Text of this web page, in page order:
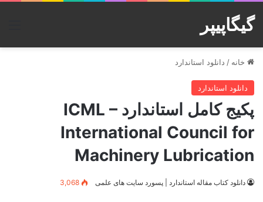
گیگاپیپر
خانه / دانلود استاندارد
دانلود استاندارد
پکیج کامل استاندارد ICML –
International Council for
Machinery Lubrication
دانلود کتاب مقاله استاندارد | پسورد سایت های علمی 3,068